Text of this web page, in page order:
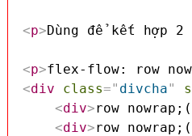
<p>Dùng để kết hợp
<p>flex-flow: row
<div class=" divcha"
<div>row
<div>row